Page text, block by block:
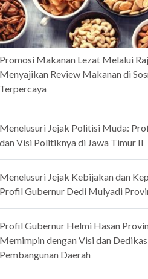
Makanan Lezat Melalui
Review Makanan di
Jejak Politisi Muda:
Visi Politiknya di Jawa Timur II
Jejak Kebijakan dan
Gubernur Dedi Mulyadi
Gubernur Helmi Hasan
dengan Visi dan
Daerah